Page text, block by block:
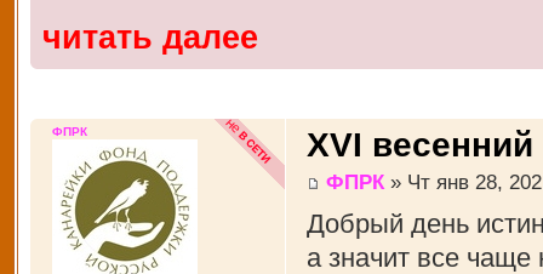
читать далее
XVI
ФПРК » Чт янв 28,
Добрый день
а значит все
ФПРК